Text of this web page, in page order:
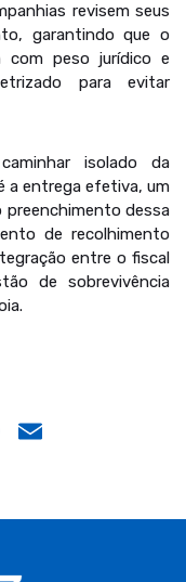
revisem seus
garantindo que o
com peso jurídico e
para evitar
isolado da
a entrega efetiva, um
dessa
de recolhimento
entre o fiscal
de sobrevivência
WhatsApp